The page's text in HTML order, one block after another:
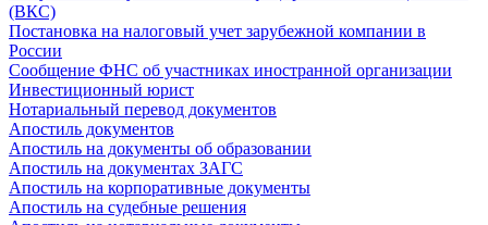
(ВКС)
Постановка на налоговый учет зарубежной компании в
России
Сообщение ФНС об участниках иностранной организации
Инвестиционный юрист
Нотариальный перевод документов
Апостиль документов
Апостиль на документы об образовании
Апостиль на документах ЗАГС
Апостиль на корпоративные документы
Апостиль на судебные решения